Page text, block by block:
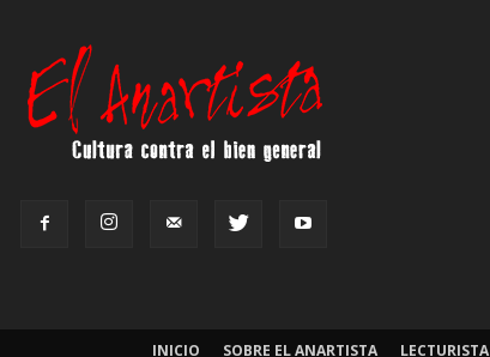
INICIO SOBRE EL ANARTISTA LECTURISTA